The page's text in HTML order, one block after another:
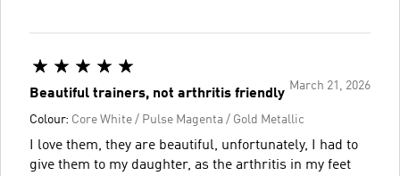
March 21, 2026
Beautiful trainers, not arthritis friendly
Colour: Core White / Pulse Magenta / Gold Metallic
I love them, they are beautiful, unfortunately, I had to
give them to my daughter, as the arthritis in my feet